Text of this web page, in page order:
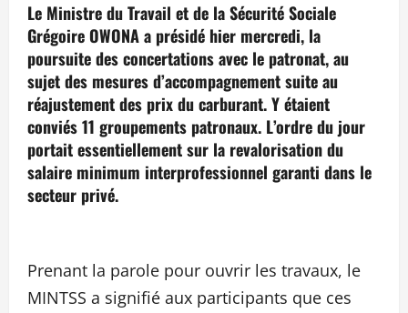
Le Ministre du Travail et de la Sécurité Sociale
Grégoire OWONA a présidé hier mercredi, la
poursuite des concertations avec le patronat, au
sujet des mesures d’accompagnement suite au
réajustement des prix du carburant. Y étaient
conviés 11 groupements patronaux. L’ordre du jour
portait essentiellement sur la revalorisation du
salaire minimum interprofessionnel garanti dans le
secteur privé.
Prenant la parole pour ouvrir les travaux, le
MINTSS a signifié aux participants que ces